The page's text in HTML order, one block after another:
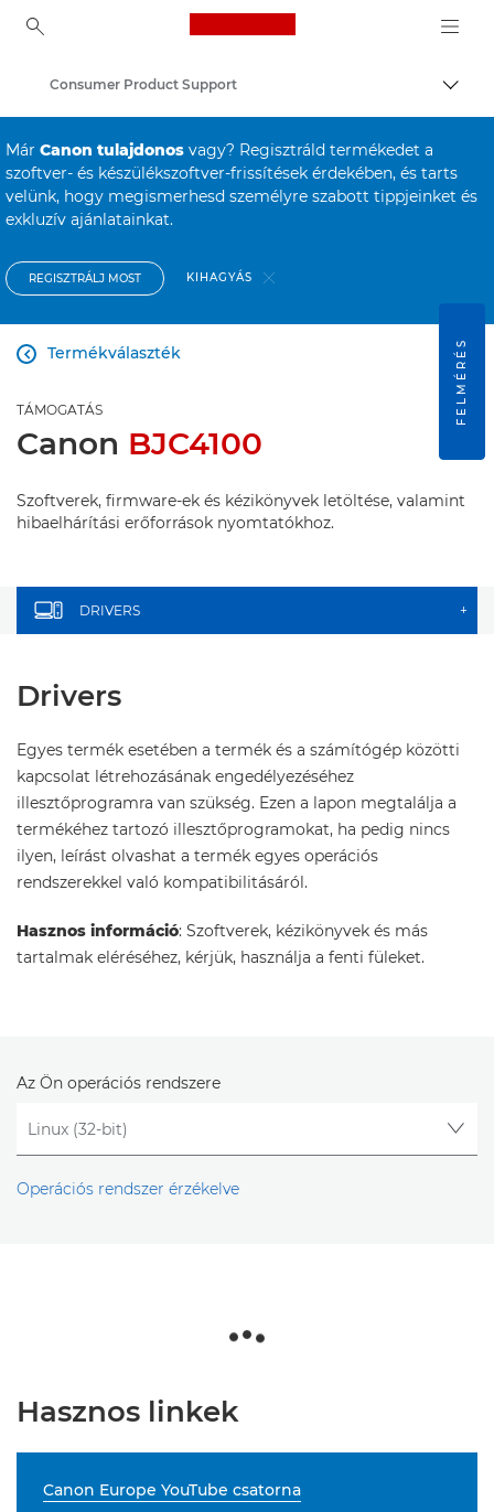
Canon Logo, back to
Consumer Product Support
Már Canon tulajdonos vagy? Regisztráld termékedet a
szoftver- és készülékszoftver-frissítések érdekében, és tarts
velünk, hogy megismerhesd személyre szabott tippjeinket és
exkluzív ajánlatainkat.
REGISZTRÁLJ MOST KIHAGYÁS
Termékválaszték

TÁMOGATÁS
Canon BJC4100
Szoftverek, firmware-ek és kézikönyvek letöltése, valamint
hibaelhárítási erőforrások nyomtatókhoz.
DRIVERS +
Drivers
Egyes termék esetében a termék és a számítógép közötti
kapcsolat létrehozásának engedélyezéséhez
illesztőprogramra van szükség. Ezen a lapon megtalálja a
termékéhez tartozó illesztőprogramokat, ha pedig nincs
ilyen, leírást olvashat a termék egyes operációs
rendszerekkel való kompatibilitásáról.
Hasznos információ: Szoftverek, kézikönyvek és más
tartalmak eléréséhez, kérjük, használja a fenti füleket.
Az Ön operációs rendszere
Operációs rendszer érzékelve
Hasznos linkek
Canon Europe YouTube csatorna
FELMÉRÉS